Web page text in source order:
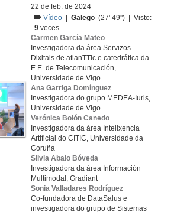
22 de feb. de 2024
Vídeo
|Galego (27' 49'') | Visto:
9 veces
Carmen García Mateo
Investigadora da área Servizos
Dixitais de atlanTTic e catedrática da
E.E. de Telecomunicación,
Universidade de Vigo
Ana Garriga Domínguez
Investigadora do grupo MEDEA-Iuris,
Universidade de Vigo
Verónica Bolón Canedo
Investigadora da área Intelixencia
Artificial do CITIC, Universidade da
Coruña
Silvia Abalo Bóveda
Investigadora da área Información
Multimodal, Gradiant
Sonia Valladares Rodríguez
Co-fundadora de DataSalus e
investigadora do grupo de Sistemas